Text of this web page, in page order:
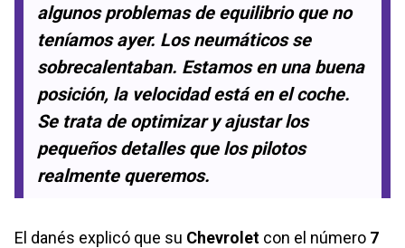
algunos problemas de equilibrio que no
teníamos ayer. Los neumáticos se
sobrecalentaban. Estamos en una buena
posición, la velocidad está en el coche.
Se trata de optimizar y ajustar los
pequeños detalles que los pilotos
realmente queremos.
El danés explicó que su Chevrolet con el número 7